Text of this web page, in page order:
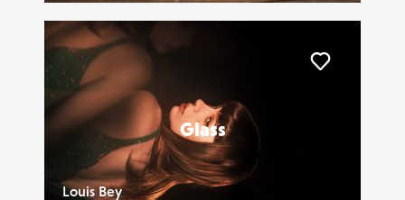
Glass
Louis Bey